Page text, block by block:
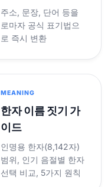
주소, 문장, 단어 등을
로마자 공식 표기법으
로 즉시 변환
MEANING
한자 이름 짓기 가
이드
인명용 한자(8,142자)
범위, 인기 음절별 한자
선택 비교, 5가지 원칙